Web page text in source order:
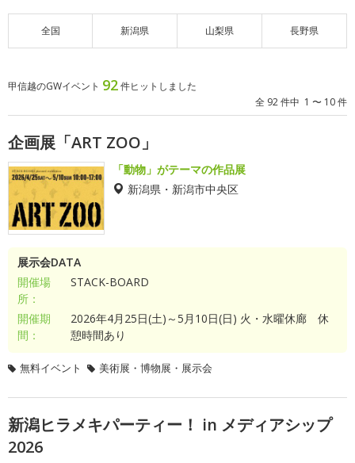
全国 新潟県 山梨県 長野県
甲信越のGWイベント 92件ヒットしました
全 92 件中 1 〜 10 件
企画展「ART ZOO」
「動物」がテーマの作品展
新潟県・新潟市中央区
展示会DATA
開催場
所：
STACK-BOARD
開催期
間：
2026年4月25日(土)～5月10日(日) 火・水曜休廊 休
憩時間あり
無料イベント 美術展・博物展・展示会
新潟ヒラメキパーティー！ in メディアシップ
2026